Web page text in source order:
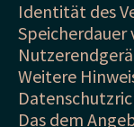
Identität des
Speicherdauer
Weitere
Das dem